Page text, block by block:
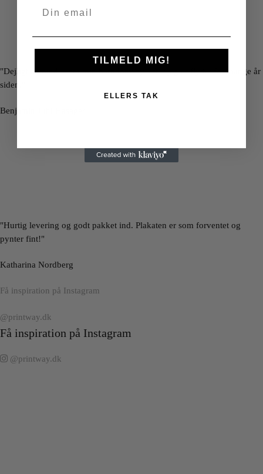
"Dejligt at mindes om min barndomsby, efter jeg er flyttet for mange år
siden."
Benjamin Juhl Hasager
"Hurtig levering og godt pakket ind. Plakaten er som forventet og
pynter fint!"
Katharina Nordberg
Få inspiration på Instagram
@printway.dk
Få inspiration på Instagram
@printway.dk
TILMELD MIG!
ELLERS TAK